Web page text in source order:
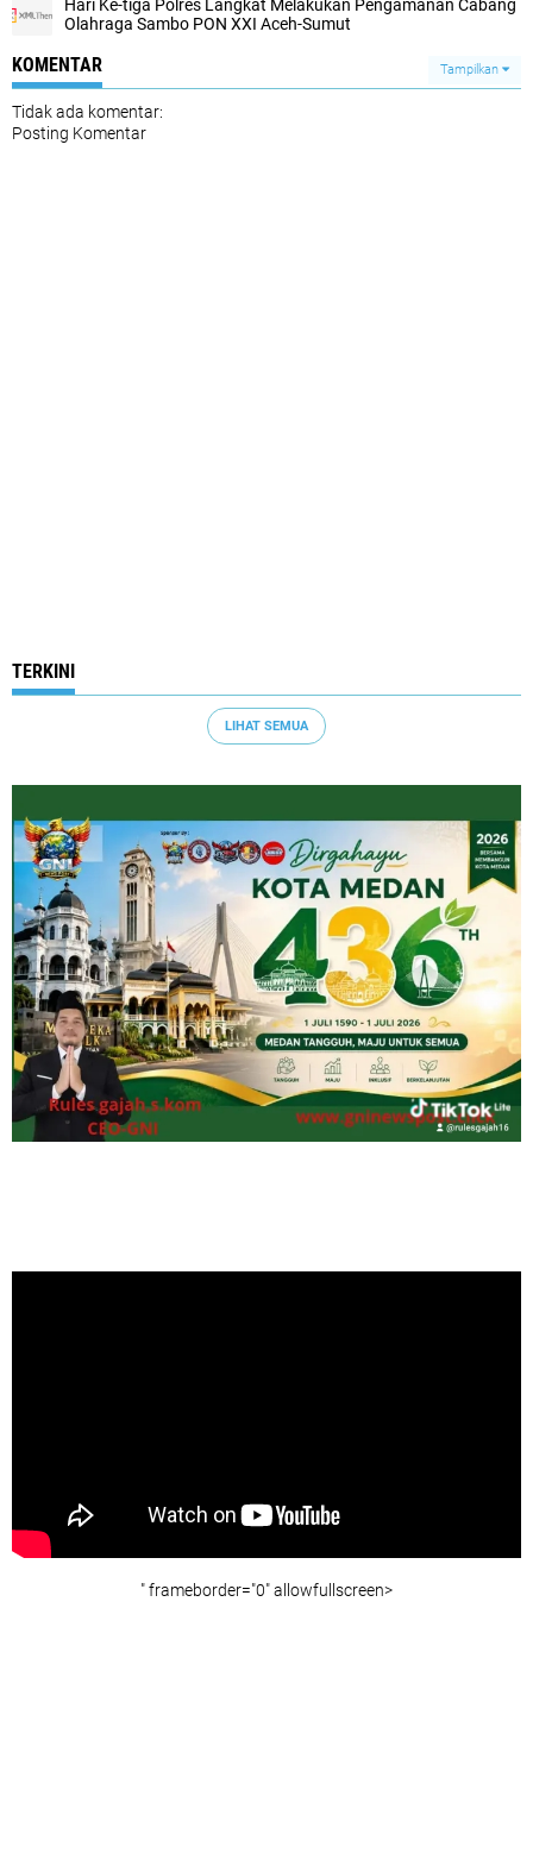
Hari Ke-tiga Polres Langkat Melakukan Pengamanan Cabang
Olahraga Sambo PON XXI Aceh-Sumut
KOMENTAR Tampilkan
Tidak ada komentar:
Posting Komentar
TERKINI
LIHAT SEMUA
" frameborder="0" allowfullscreen>